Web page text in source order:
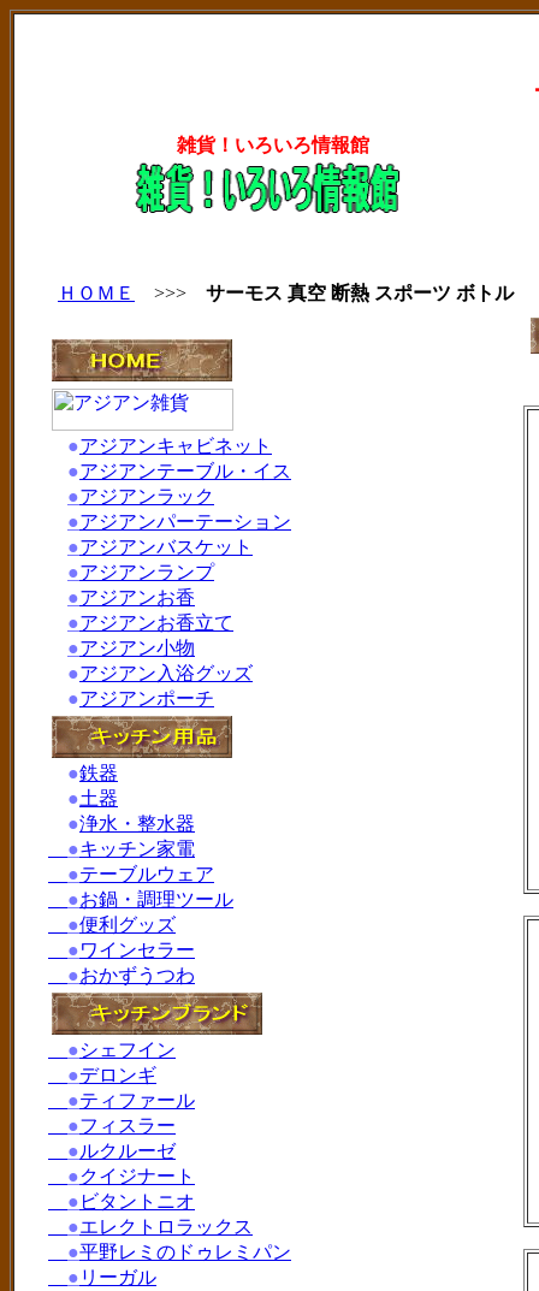
雑貨！いろいろ情報館
ＨＯＭＥ >>> サーモス 真空 断熱 スポーツ ボトル
●アジアンキャビネット
●アジアンテーブル・イス
●アジアンラック
●アジアンパーテーション
●アジアンバスケット
●アジアンランプ
●アジアンお香
●アジアンお香立て
●アジアン小物
●アジアン入浴グッズ
●アジアンポーチ
●鉄器
●土器
●浄水・整水器
●キッチン家電
●テーブルウェア
●お鍋・調理ツール
●便利グッズ
●ワインセラー
●おかずうつわ
●シェフイン
●デロンギ
●ティファール
●フィスラー
●ルクルーゼ
●クイジナート
● ビタントニオ
●エレクトロラックス
●平野レミのドゥレミパン
● リーガル